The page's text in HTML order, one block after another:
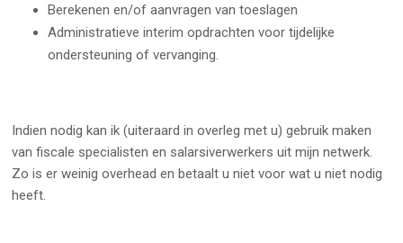
Berekenen en/of aanvragen van toeslagen
Administratieve interim opdrachten voor tijdelijke
ondersteuning of vervanging.
Indien nodig kan ik (uiteraard in overleg met u) gebruik maken
van fiscale specialisten en salarsiverwerkers uit mijn netwerk.
Zo is er weinig overhead en betaalt u niet voor wat u niet nodig
heeft.